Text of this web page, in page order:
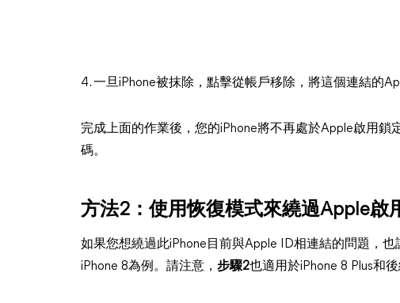
4. 一旦iPhone被抹除，點擊從帳戶移除，將這個連結的
完成上面的作業後，您的iPhone將不再處於Apple啟用
碼。
方法2：使用恢復模式來繞過Apple啟
如果您想繞過此iPhone目前與Apple ID相連結的問題，
iPhone 8為例。請注意， 步驟2也適用於iPhone 8 Plus和後